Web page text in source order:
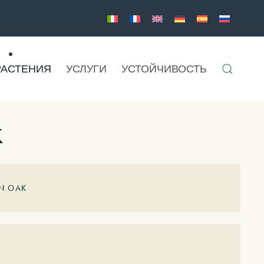
УСЛУГИ УСТОЙЧИВОСТЬ
OAK